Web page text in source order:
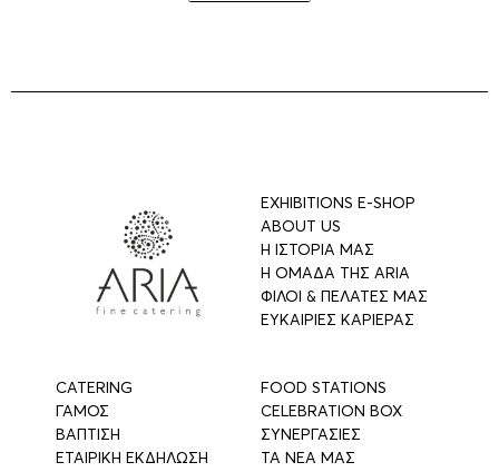
EXHIBITIONS E-SHOP
ABOUT US
Η ΙΣΤΟΡΙΑ ΜΑΣ
Η ΟΜΑΔΑ ΤΗΣ ARIA
ΦΙΛΟΙ & ΠΕΛΑΤΕΣ ΜΑΣ
ΕΥΚΑΙΡΙΕΣ ΚΑΡΙΕΡΑΣ
CATERING
ΓΑΜΟΣ
ΒΑΠΤΙΣΗ
ΕΤΑΙΡΙΚΗ ΕΚΔΗΛΩΣΗ
FOOD STATIONS
CELEBRATION BOX
ΣΥΝΕΡΓΑΣΙΕΣ
ΤΑ ΝΕΑ ΜΑΣ